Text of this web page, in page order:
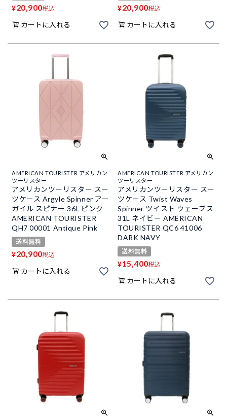
¥20,900税込
カートに入れる
¥20,900税込
カートに入れる
AMERICAN TOURISTER アメリカン
ツーリスター
アメリカンツーリスター スー
ツケース Argyle Spinner アー
ガイル スピナー 36L ピンク
AMERICAN TOURISTER
QH7 00001 Antique Pink
送料無料
¥20,900税込
カートに入れる
AMERICAN TOURISTER アメリカン
ツーリスター
アメリカンツーリスター スー
ツケース Twist Waves
Spinner ツイスト ウェーブス
31L ネイビー AMERICAN
TOURISTER QC6 41006
DARK NAVY
送料無料
¥15,400税込
カートに入れる